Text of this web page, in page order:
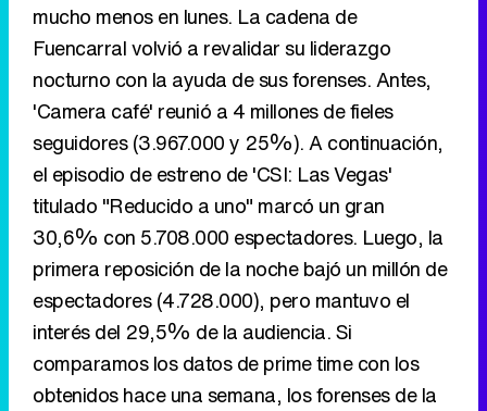
mucho menos en lunes. La cadena de
Fuencarral volvió a revalidar su liderazgo
nocturno con la ayuda de sus forenses. Antes,
'Camera café' reunió a 4 millones de fieles
seguidores (3.967.000 y 25%). A continuación,
el episodio de estreno de 'CSI: Las Vegas'
titulado "Reducido a uno" marcó un gran
30,6% con 5.708.000 espectadores. Luego, la
primera reposición de la noche bajó un millón de
espectadores (4.728.000), pero mantuvo el
interés del 29,5% de la audiencia. Si
comparamos los datos de prime time con los
obtenidos hace una semana, los forenses de la